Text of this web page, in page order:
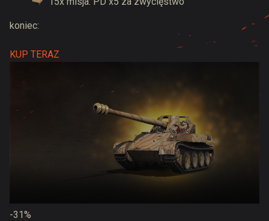
koniec:
KUP TERAZ
-31%